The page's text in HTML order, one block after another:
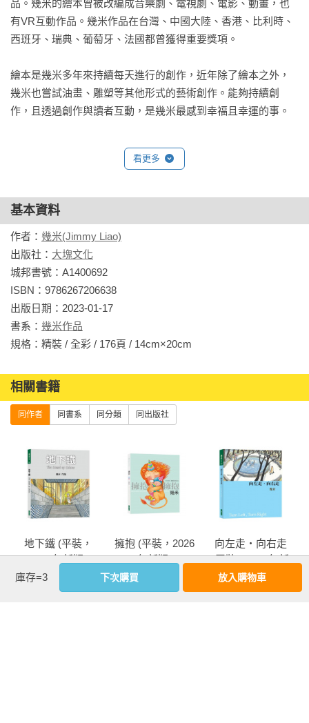
讓大家心平氣和來溝通，
相親相愛才能世界和平。
品。幾米的繪本曾被改編成音樂劇、電視劇、電影、動畫，也
有VR互動作品。幾米作品在台灣、中國大陸、香港、比利時、
西班牙、瑞典、葡萄牙、法國都曾獲得重要獎項。
繪本是幾米多年來持續每天進行的創作，近年除了繪本之外，
幾米也嘗試油畫、雕塑等其他形式的藝術創作。能夠持續創
作，且透過創作與讀者互動，是幾米最感到幸福且幸運的事。
看更多
基本資料
作者： 幾米(Jimmy Liao)
出版社： 大塊文化
城邦書號：A1400692
ISBN：9786267206638
出版日期：2023-01-17
書系： 幾米作品
規格：精裝 / 全彩 / 176頁 / 14cm×20cm
相關書籍
同作者 同書系 同分類 同出版社
地下鐵 (平裝，
2026年新版)
擁抱 (平裝，2026
年新版)
向左走・向右走
(平裝，2026年新
版)
庫存=3 下次購買 放入購物車